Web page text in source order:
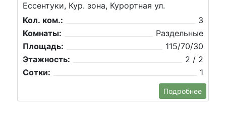
Ессентуки, Кур. зона, Курортная ул.
Кол. ком.:
3
Комнаты:
Раздельные
Площадь:
115/70/30
Этажность:
2 / 2
Сотки:
1
Подробнее